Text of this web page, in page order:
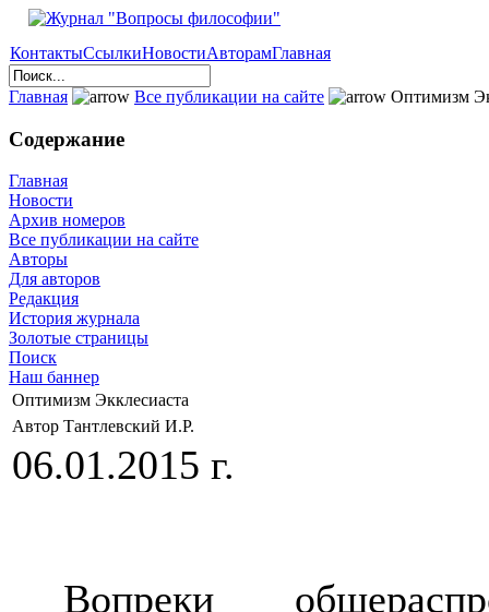
КонтактыСсылкиНовостиАвторамГлавная
Главная Все публикации на сайте Оптимизм
Содержание
Главная
Новости
Архив номеров
Все публикации на сайте
Авторы
Для авторов
Редакция
История журнала
Золотые страницы
Поиск
Наш баннер
Оптимизм Экклесиаста
Автор Тантлевский И.Р.
06.01.2015 г.
Вопреки